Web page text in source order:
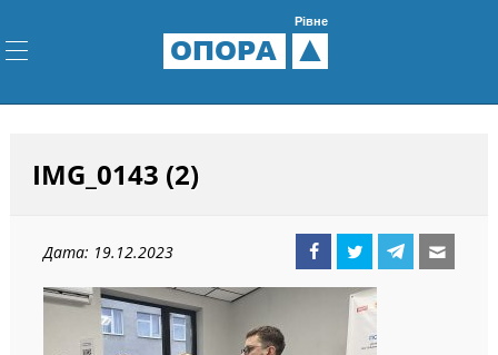
ОПОРА
Рівне
IMG_0143 (2)
Дата: 19.12.2023